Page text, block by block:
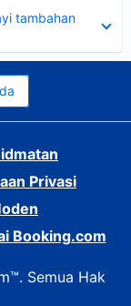
tambahan
Privasi
Booking.com
Semua Hak